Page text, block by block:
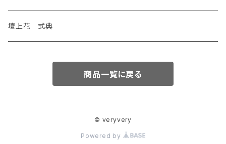
観葉植物
壇上花 式典
商品一覧に戻る
© veryvery
Powered by